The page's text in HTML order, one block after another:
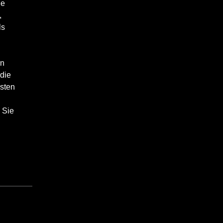
Sie